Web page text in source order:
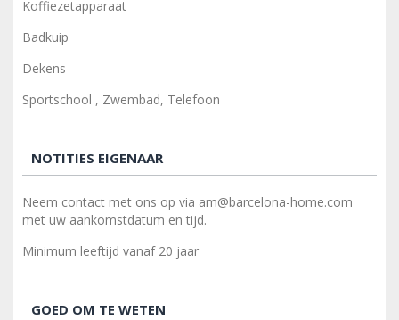
Koffiezetapparaat
Badkuip
Dekens
Sportschool , Zwembad, Telefoon
NOTITIES EIGENAAR
Neem contact met ons op via am@barcelona-home.com
met uw aankomstdatum en tijd.
Minimum leeftijd vanaf 20 jaar
GOED OM TE WETEN